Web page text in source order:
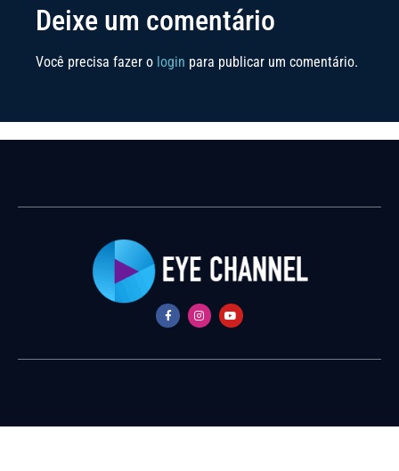
Deixe um comentário
Você precisa fazer o login para publicar um comentário.